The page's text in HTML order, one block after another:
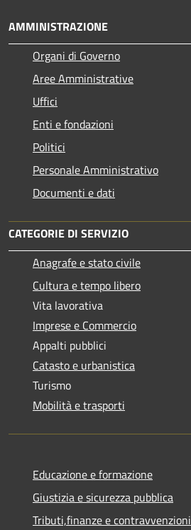
AMMINISTRAZIONE
Organi di Governo
Aree Amministrative
Uffici
Enti e fondazioni
Politici
Personale Amministrativo
Documenti e dati
CATEGORIE DI SERVIZIO
Anagrafe e stato civile
Cultura e tempo libero
Vita lavorativa
Imprese e Commercio
Appalti pubblici
Catasto e urbanistica
Turismo
Mobilità e trasporti
Educazione e formazione
Giustizia e sicurezza pubblica
Tributi,finanze e contravvenzioni